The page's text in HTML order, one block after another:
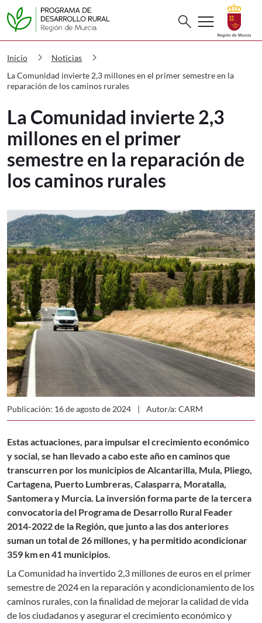
PDR La Comunidad invierte 2,3
Buscar
search menu
Inicio chevron_right Noticias chevron_right
La Comunidad invierte 2,3 millones en el primer semestre en la
reparación de los caminos rurales
La Comunidad invierte 2,3
millones en el primer
semestre en la reparación de
los caminos rurales
Publicación: 16 de agosto de 2024 Autor/a: CARM
Estas actuaciones, para impulsar el crecimiento económico
y social, se han llevado a cabo este año en caminos que
transcurren por los municipios de Alcantarilla, Mula, Pliego,
Cartagena, Puerto Lumbreras, Calasparra, Moratalla,
Santomera y Murcia. La inversión forma parte de la tercera
convocatoria del Programa de Desarrollo Rural Feader
2014-2022 de la Región, que junto a las dos anteriores
suman un total de 26 millones, y ha permitido acondicionar
359 km en 41 municipios.
La Comunidad ha invertido 2,3 millones de euros en el primer
semestre de 2024 en la reparación y acondicionamiento de los
caminos rurales, con la finalidad de mejorar la calidad de vida
de los ciudadanos y asegurar el crecimiento económico y